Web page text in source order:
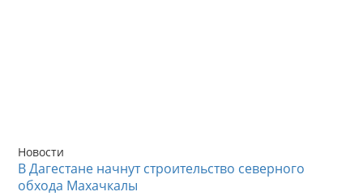
Новости
В Дагестане начнут строительство северного
обхода Махачкалы